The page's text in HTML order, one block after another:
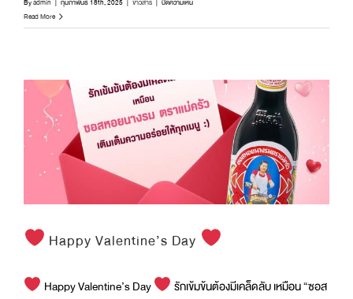
ทอด
ทุก
คน
คือ
กัน
Read More
Happy Valentine’s Day
Happy Valentine’s Day
รักเข้มข้นต้องมีเคล็ดลับ เหมือน “ซอส